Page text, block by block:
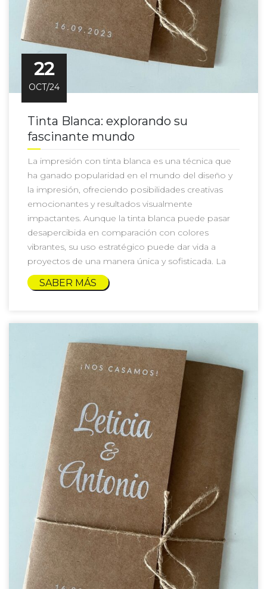
22
OCT/24
Tinta Blanca: explorando su
fascinante mundo
La impresión con tinta blanca es una técnica que
ha ganado popularidad en el mundo del diseño y
la impresión, ofreciendo posibilidades creativas
emocionantes y resultados visualmente
impactantes. Aunque la tinta blanca puede pasar
desapercibida en comparación con colores
vibrantes, su uso estratégico puede dar vida a
proyectos de una manera única y sofisticada. La
SABER MÁS